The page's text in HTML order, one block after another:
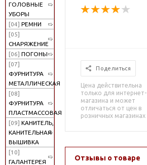
ГОЛОВНЫЕ
УБОРЫ
[04] РЕМНИ
[05]
СНАРЯЖЕНИЕ
[06] ПОГОНЫ
[07]
ФУРНИТУРА
МЕТАЛЛИЧЕСКАЯ
[08]
ФУРНИТУРА
ПЛАСТМАССОВАЯ
[09] КАНИТЕЛЬ,
КАНИТЕЛЬНАЯ
ВЫШИВКА
[10]
ГАЛАНТЕРЕЯ
Поделиться
Цена действительна
только для интернет-
магазина и может
отличаться от цен в
розничных магазинах
Отзывы о товаре